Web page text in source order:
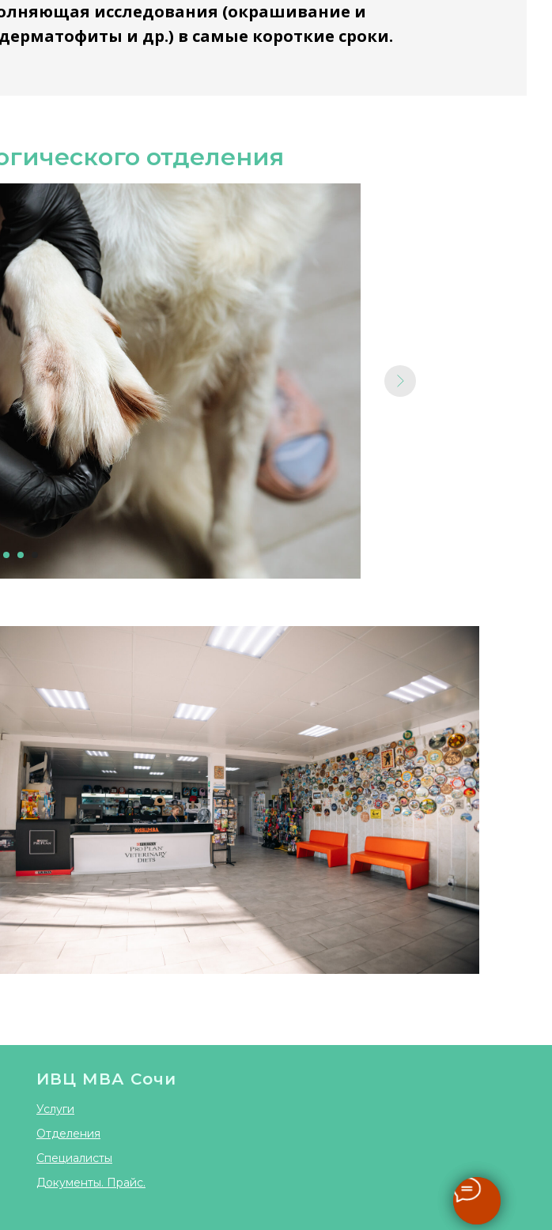
исследования (окрашивание и
и др.) в самые короткие сроки.
отделения
ИВЦ МВА Сочи
Услуги
Отделения
Специалисты
Документы. Прайс.